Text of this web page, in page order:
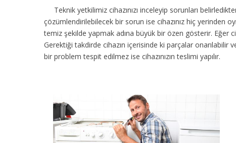
Teknik yetkilimiz cihazınızı inceleyip sorunları
çözümlendirilebilecek bir sorun ise cihazınız hiç yerinden
temiz şekilde yapmak adına büyük bir özen gösterir. Eğer
Gerektiği takdirde cihazın içerisinde ki parçalar onarılabilir
bir problem tespit edilmez ise cihazınızın teslimi yapılır.